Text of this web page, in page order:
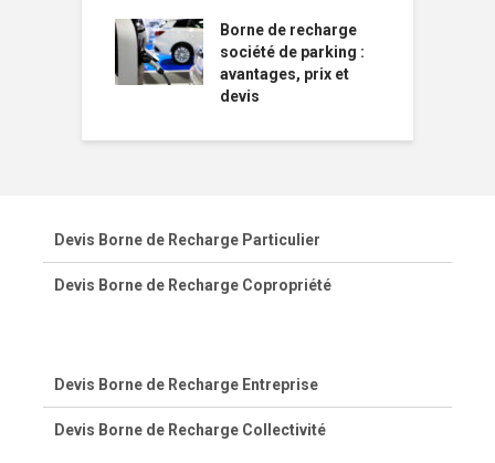
Borne de recharge
société de parking :
avantages, prix et
devis
Devis Borne de Recharge Particulier
Devis Borne de Recharge Copropriété
Devis Borne de Recharge Entreprise
Devis Borne de Recharge Collectivité